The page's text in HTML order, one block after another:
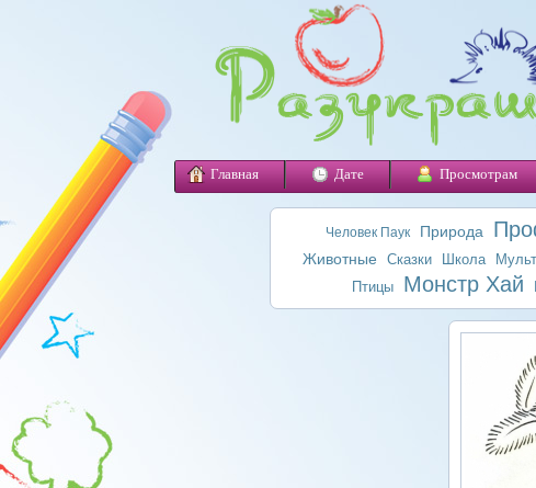
Главная Дате Просмотрам
Человек Паук Природа
Животные Сказки Школа
Птицы Монстр Хай